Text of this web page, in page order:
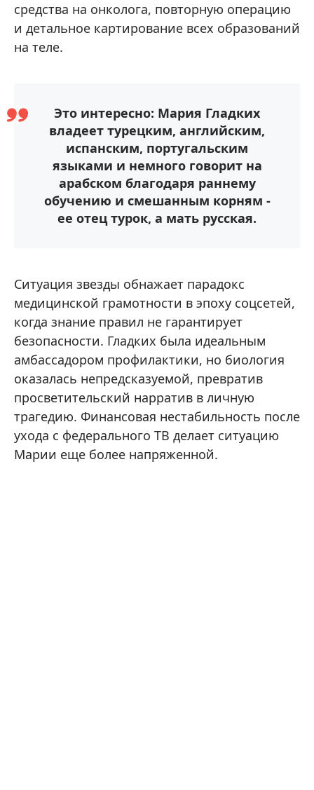
средства на онколога, повторную операцию
и детальное картирование всех образований
на теле.
Это интересно: Мария Гладких
владеет турецким, английским,
испанским, португальским
языками и немного говорит на
арабском благодаря раннему
обучению и смешанным корням -
ее отец турок, а мать русская.
Ситуация звезды обнажает парадокс
медицинской грамотности в эпоху соцсетей,
когда знание правил не гарантирует
безопасности. Гладких была идеальным
амбассадором профилактики, но биология
оказалась непредсказуемой, превратив
просветительский нарратив в личную
трагедию. Финансовая нестабильность после
ухода с федерального ТВ делает ситуацию
Марии еще более напряженной.